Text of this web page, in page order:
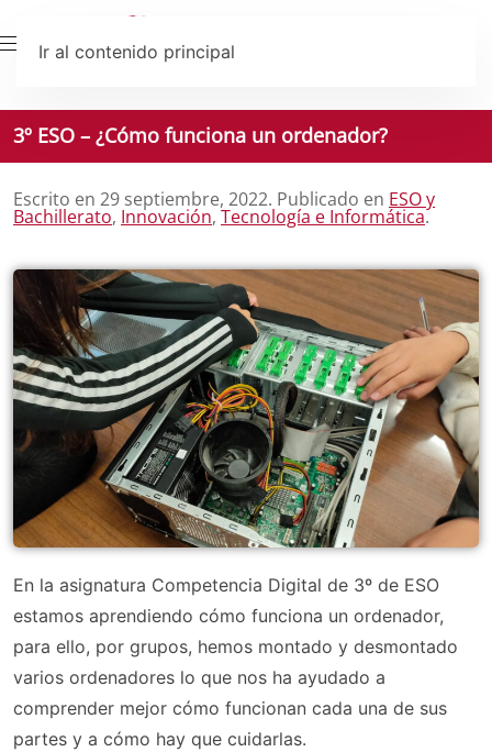
Ir al contenido principal
3º ESO – ¿Cómo funciona un ordenador?
Escrito en 29 septiembre, 2022. Publicado en ESO y
Bachillerato, Innovación, Tecnología e Informática.
En la asignatura Competencia Digital de 3º de ESO
estamos aprendiendo cómo funciona un ordenador,
para ello, por grupos, hemos montado y desmontado
varios ordenadores lo que nos ha ayudado a
comprender mejor cómo funcionan cada una de sus
partes y a cómo hay que cuidarlas.